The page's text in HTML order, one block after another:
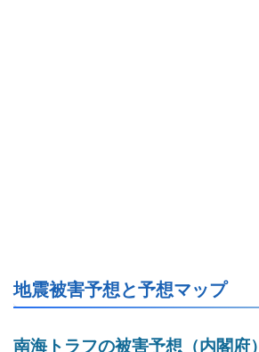
地震被害予想と予想マップ
南海トラフの被害予想（内閣府）